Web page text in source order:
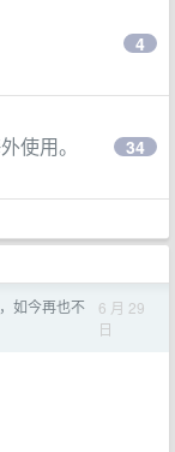
4
使用。 34
如今再也不
6 月 29
日